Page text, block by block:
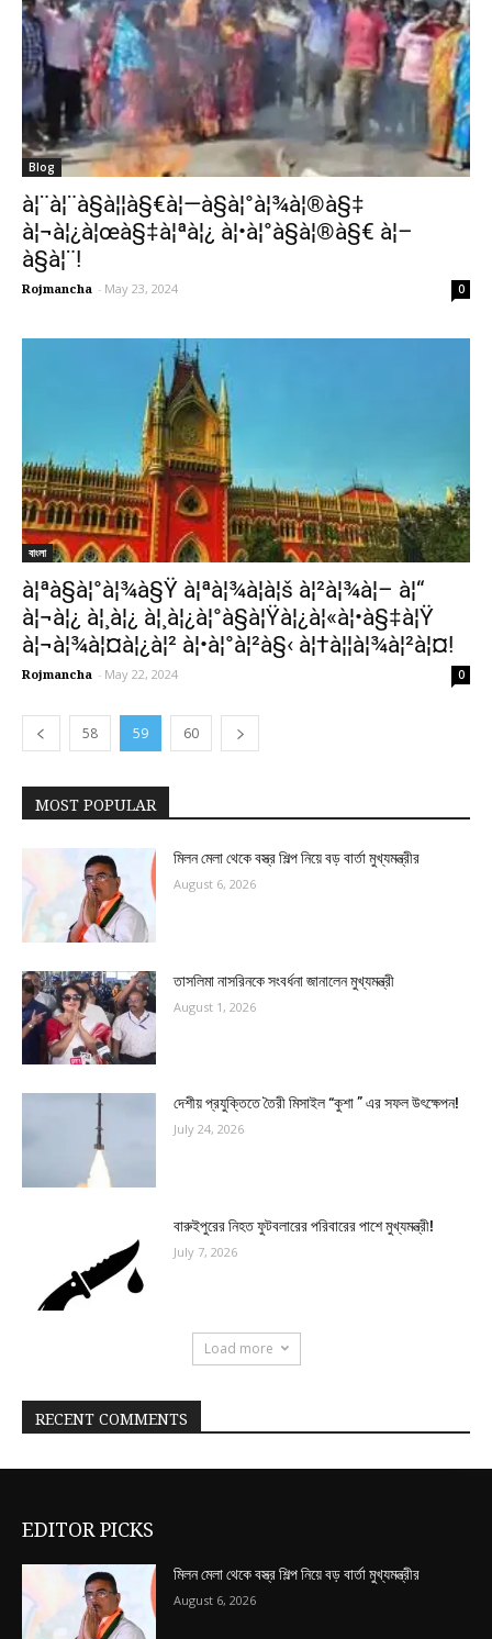
Blog
à¦¨à¦¨à§à¦¦à§€à¦—à§à¦°à¦¾à¦®à§‡
à¦¬à¦¿à¦œà§‡à¦ªà¦¿ à¦•à¦°à§à¦®à§€ à¦–
à§à¦¨!
Rojmancha - May 23, 2024 0
বাংলা
à¦ªà§à¦°à¦¾à§Ÿ à¦ªà¦¾à¦à¦š à¦²à¦¾à¦– à¦“
à¦¬à¦¿ à¦¸à¦¿ à¦¸à¦¿à¦°à§à¦Ÿà¦¿à¦«à¦•à§‡à¦Ÿ
à¦¬à¦¾à¦¤à¦¿à¦² à¦•à¦°à¦²à§‹ à¦†à¦¦à¦¾à¦²à¦¤!
Rojmancha - May 22, 2024 0
58 59 60
MOST POPULAR
মিলন মেলা থেকে বস্ত্র শিল্প নিয়ে বড় বার্তা মুখ্যমন্ত্রীর
August 6, 2026
তাসলিমা নাসরিনকে সংবর্ধনা জানালেন মুখ্যমন্ত্রী
August 1, 2026
দেশীয় প্রযুক্তিতে তৈরী মিসাইল “কুশা ” এর সফল উৎক্ষেপন!
July 24, 2026
বারুইপুরের নিহত ফুটবলারের পরিবারের পাশে মুখ্যমন্ত্রী!
July 7, 2026
Load more
RECENT COMMENTS
EDITOR PICKS
মিলন মেলা থেকে বস্ত্র শিল্প নিয়ে বড় বার্তা মুখ্যমন্ত্রীর
August 6, 2026